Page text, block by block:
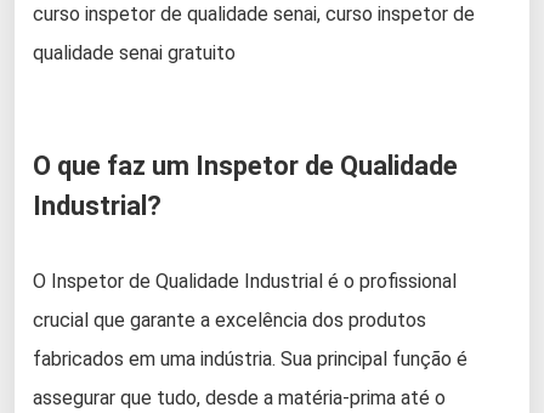
curso inspetor de qualidade senai, curso inspetor de
qualidade senai gratuito
O que faz um Inspetor de Qualidade
Industrial?
O Inspetor de Qualidade Industrial é o profissional
crucial que garante a excelência dos produtos
fabricados em uma indústria. Sua principal função é
assegurar que tudo, desde a matéria-prima até o